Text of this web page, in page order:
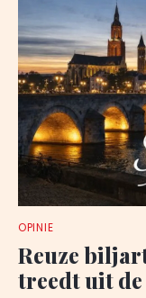
OPINIE
Reuze
treedt uit